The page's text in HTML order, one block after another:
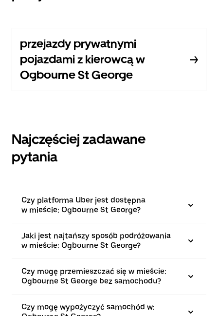
przejazdy prywatnymi
pojazdami z kierowcą w
Ogbourne St George
Najczęściej zadawane
pytania
Czy platforma Uber jest dostępna
w mieście: Ogbourne St George?
Jaki jest najtańszy sposób podróżowania
w mieście: Ogbourne St George?
Czy mogę przemieszczać się w mieście:
Ogbourne St George bez samochodu?
Czy mogę wypożyczyć samochód w: